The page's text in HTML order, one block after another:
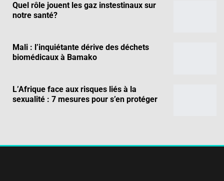
Quel rôle jouent les gaz instestinaux sur
notre santé?
Mali : l’inquiétante dérive des déchets
biomédicaux à Bamako
L’Afrique face aux risques liés à la
sexualité : 7 mesures pour s’en protéger